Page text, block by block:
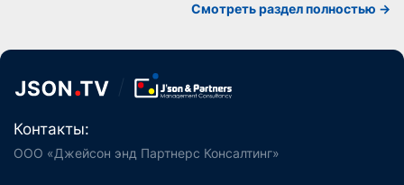
Смотреть раздел полностью ->
Контакты:
ООО «Джейсон энд Партнерс Консалтинг»